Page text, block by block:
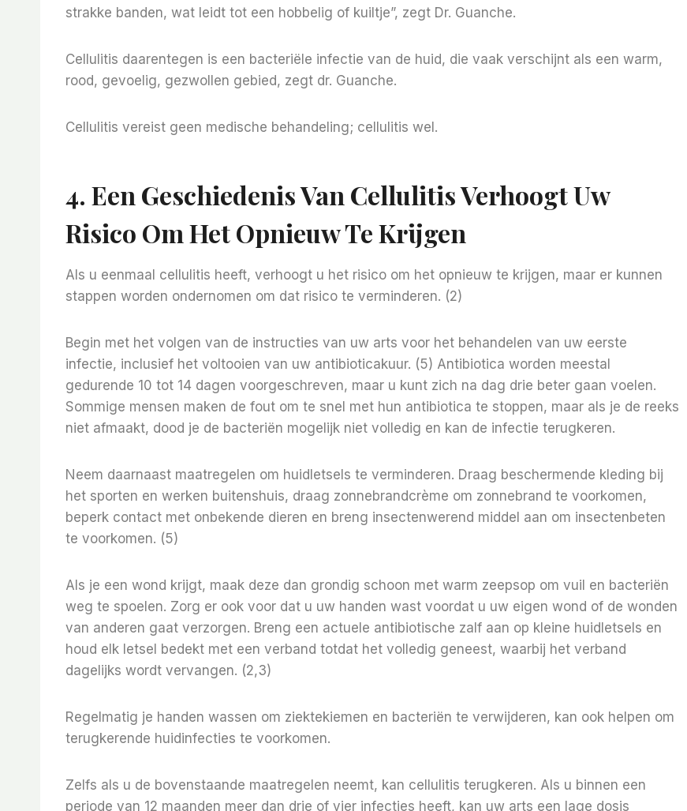
strakke banden, wat leidt tot een hobbelig of kuiltje”, zegt Dr. Guanche.
Cellulitis daarentegen is een bacteriële infectie van de huid, die vaak verschijnt als een warm,
rood, gevoelig, gezwollen gebied, zegt dr. Guanche.
Cellulitis vereist geen medische behandeling; cellulitis wel.
4. Een Geschiedenis Van Cellulitis Verhoogt Uw
Risico Om Het Opnieuw Te Krijgen
Als u eenmaal cellulitis heeft, verhoogt u het risico om het opnieuw te krijgen, maar er kunnen
stappen worden ondernomen om dat risico te verminderen. (2)
Begin met het volgen van de instructies van uw arts voor het behandelen van uw eerste
infectie, inclusief het voltooien van uw antibioticakuur. (5) Antibiotica worden meestal
gedurende 10 tot 14 dagen voorgeschreven, maar u kunt zich na dag drie beter gaan voelen.
Sommige mensen maken de fout om te snel met hun antibiotica te stoppen, maar als je de reeks
niet afmaakt, dood je de bacteriën mogelijk niet volledig en kan de infectie terugkeren.
Neem daarnaast maatregelen om huidletsels te verminderen. Draag beschermende kleding bij
het sporten en werken buitenshuis, draag zonnebrandcrème om zonnebrand te voorkomen,
beperk contact met onbekende dieren en breng insectenwerend middel aan om insectenbeten
te voorkomen. (5)
Als je een wond krijgt, maak deze dan grondig schoon met warm zeepsop om vuil en bacteriën
weg te spoelen. Zorg er ook voor dat u uw handen wast voordat u uw eigen wond of de wonden
van anderen gaat verzorgen. Breng een actuele antibiotische zalf aan op kleine huidletsels en
houd elk letsel bedekt met een verband totdat het volledig geneest, waarbij het verband
dagelijks wordt vervangen. (2,3)
Regelmatig je handen wassen om ziektekiemen en bacteriën te verwijderen, kan ook helpen om
terugkerende huidinfecties te voorkomen.
Zelfs als u de bovenstaande maatregelen neemt, kan cellulitis terugkeren. Als u binnen een
periode van 12 maanden meer dan drie of vier infecties heeft, kan uw arts een lage dosis